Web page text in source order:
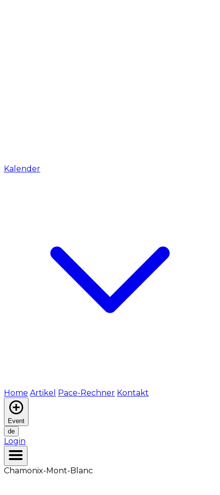
Kalender
Home Artikel Pace-Rechner Kontakt
Event
de
Login
Chamonix-Mont-Blanc